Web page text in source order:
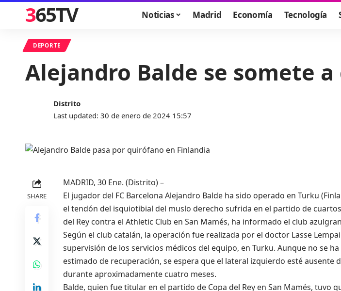
365TV Noticias Madrid Economía Tecnología
DEPORTE
Alejandro Balde se somete
Last updated: 30 de enero de 2024 15:57
Distrito
SHARE
MADRID, 30 Ene. (Distrito) –
El jugador del FC Barcelona Alejandro Balde ha sido operado en Turku
el tendón del isquiotibial del muslo derecho sufrida en el partido de
del Rey contra el Athletic Club en San Mamés, ha informado el club
Según el club catalán, la operación fue realizada por el doctor Lasse
supervisión de los servicios médicos del equipo, en Turku. Aunque no se
estimado de recuperación, se espera que el lateral izquierdo esté ausente
durante aproximadamente cuatro meses.
Balde, quien fue titular en el partido de Copa del Rey en San Mamés, tuvo